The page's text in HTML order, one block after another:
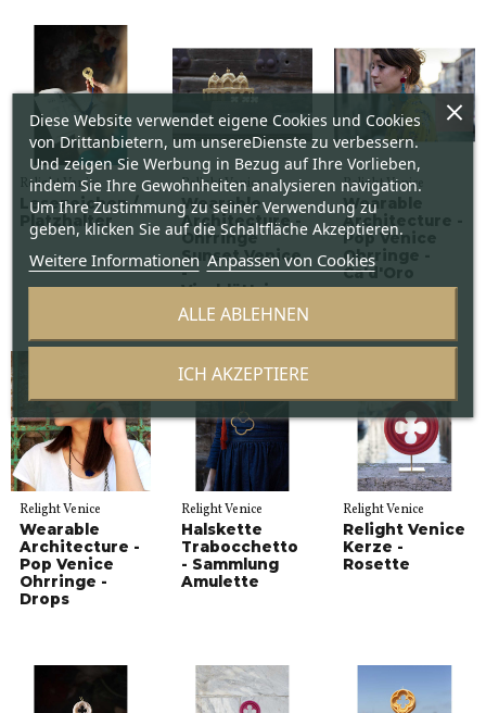
Relight Venice
Lesezeichen /
Platzhalter
Relight Venice
Wearable
Architecture -
Ohrringe
Sunset Venice
-
Vierblättriges
Kleeblatt
Relight Venice
Wearable
Architecture -
Pop Venice
Ohrringe -
Ca'd'Oro
Relight Venice
Wearable
Architecture -
Pop Venice
Ohrringe -
Drops
Relight Venice
Halskette
Trabocchetto
- Sammlung
Amulette
Relight Venice
Relight Venice
Kerze -
Rosette
Diese Website verwendet eigene Cookies und Cookies
von Drittanbietern, um unsereDienste zu verbessern.
Und zeigen Sie Werbung in Bezug auf Ihre Vorlieben,
indem Sie Ihre Gewohnheiten analysieren navigation.
Um Ihre Zustimmung zu seiner Verwendung zu
geben, klicken Sie auf die Schaltfläche Akzeptieren.
Weitere Informationen Anpassen von Cookies
ALLE ABLEHNEN
ICH AKZEPTIERE